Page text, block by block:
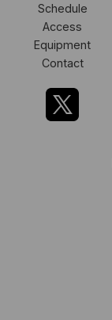
Schedule
Access
Equipment
Contact